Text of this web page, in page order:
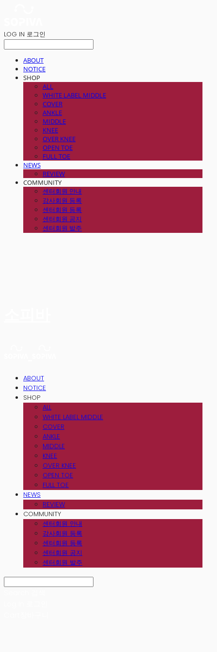
LOG IN 로그인
ABOUT
NOTICE
SHOP
ALL
WHITE LABEL MIDDLE
COVER
ANKLE
MIDDLE
KNEE
OVER KNEE
OPEN TOE
FULL TOE
NEWS
REVIEW
COMMUNITY
센터회원 안내
강사회원 등록
센터회원 등록
센터회원 공지
센터회원 발주
ABOUT
NOTICE
SHOP
ALL
WHITE LABEL MIDDLE
COVER
ANKLE
MIDDLE
KNEE
OVER KNEE
OPEN TOE
FULL TOE
NEWS
REVIEW
COMMUNITY
센터회원 안내
강사회원 등록
센터회원 등록
센터회원 공지
센터회원 발주